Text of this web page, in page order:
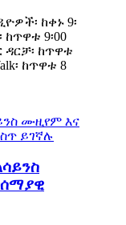
ከቀኑ 9፡
ከጥዋቱ 9፡00
ዳርቻ፡ ከጥዋቱ
ከጥዋቱ 8